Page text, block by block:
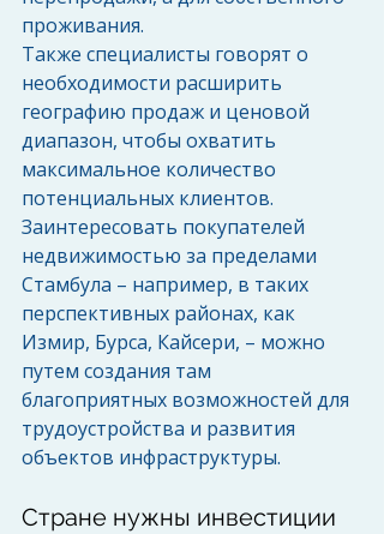
проживания.
Также специалисты говорят о
необходимости расширить
географию продаж и ценовой
диапазон, чтобы охватить
максимальное количество
потенциальных клиентов.
Заинтересовать покупателей
недвижимостью за пределами
Стамбула – например, в таких
перспективных районах, как
Измир, Бурса, Кайсери, – можно
путем создания там
благоприятных возможностей для
трудоустройства и развития
объектов инфраструктуры.
Стране нужны инвестиции